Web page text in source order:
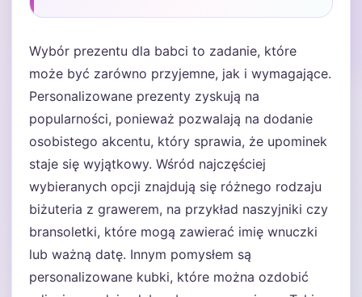
Wybór prezentu dla babci to zadanie, które
może być zarówno przyjemne, jak i wymagające.
Personalizowane prezenty zyskują na
popularności, ponieważ pozwalają na dodanie
osobistego akcentu, który sprawia, że upominek
staje się wyjątkowy. Wśród najczęściej
wybieranych opcji znajdują się różnego rodzaju
biżuteria z grawerem, na przykład naszyjniki czy
bransoletki, które mogą zawierać imię wnuczki
lub ważną datę. Innym pomysłem są
personalizowane kubki, które można ozdobić